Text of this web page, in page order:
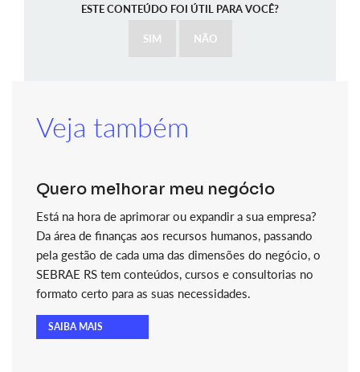
ESTE CONTEÚDO FOI ÚTIL PARA VOCÊ?
SIM NÃO
Veja também
Quero melhorar meu negócio
Está na hora de aprimorar ou expandir a sua empresa?
Da área de finanças aos recursos humanos, passando
pela gestão de cada uma das dimensões do negócio, o
SEBRAE RS tem conteúdos, cursos e consultorias no
formato certo para as suas necessidades.
SAIBA MAIS